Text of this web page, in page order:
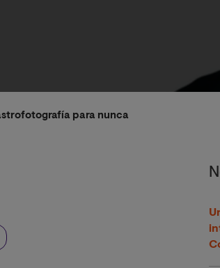
para nunca dejar de aprender